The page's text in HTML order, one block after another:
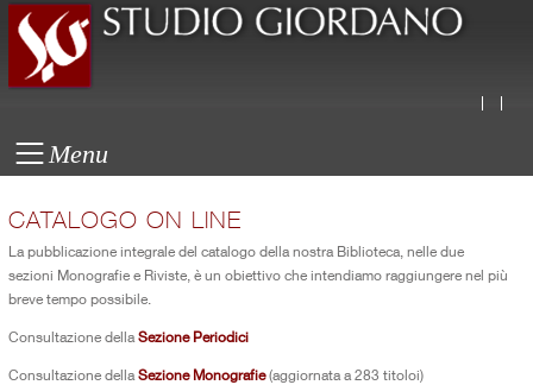
Menu
CATALOGO ON LINE
La pubblicazione integrale del catalogo della nostra Biblioteca, nelle due
sezioni Monografie e Riviste, è un obiettivo che intendiamo raggiungere nel più
breve tempo possibile.
Consultazione dellaSezione Periodici
Consultazione dellaSezione Monografie(aggiornata a 283 titoloi)